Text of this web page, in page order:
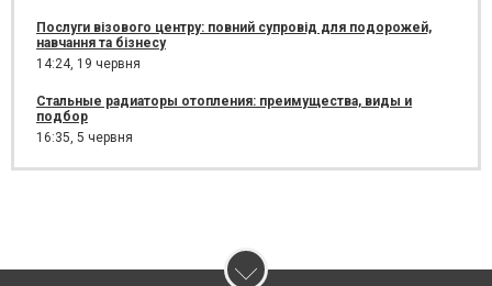
Послуги візового центру: повний супровід для подорожей,
навчання та бізнесу
14:24, 19 червня
Стальные радиаторы отопления: преимущества, виды и
подбор
16:35, 5 червня